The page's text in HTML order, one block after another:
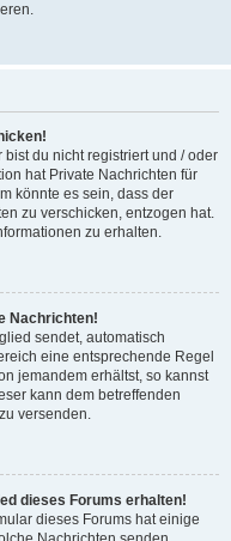
du nicht registriert und / oder
hat Private Nachrichten für
könnte es sein, dass der
zu verschicken, entzogen hat.
zu erhalten.
Nachrichten!
sendet, automatisch
eine entsprechende Regel
jemandem erhältst, so kannst
kann dem betreffenden
versenden.
dieses Forums erhalten!
dieses Forums hat einige